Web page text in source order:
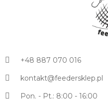
+48 887 070 016
kontakt@feedersklep.pl
Pon. - Pt.: 8:00 - 16:00